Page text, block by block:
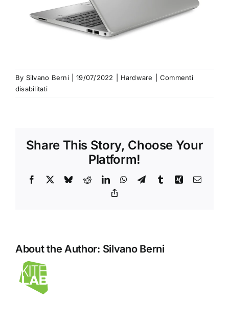
By Silvano Berni 19/07/2022 Hardware
Commenti
disabilitatisu
processore
Share This Story, Choose Your
Platform!
Facebook BlueskyRedditLinkedInWhatsApp
TelegramTumblrXing Email
About the Author: Silvano Berni